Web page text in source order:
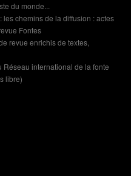
du monde...
chemins de la diffusion : actes
Fontes
revue enrichis de textes,
Réseau international de la fonte
libre)